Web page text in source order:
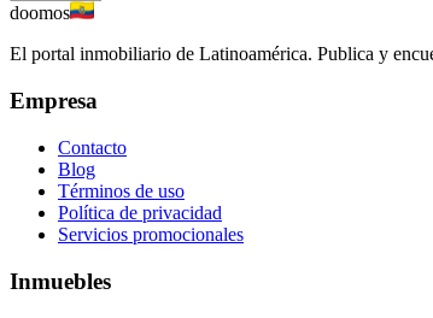
doomos
El portal inmobiliario de Latinoamérica. Publica y
Empresa
Contacto
Blog
Términos de uso
Política de privacidad
Servicios promocionales
Inmuebles